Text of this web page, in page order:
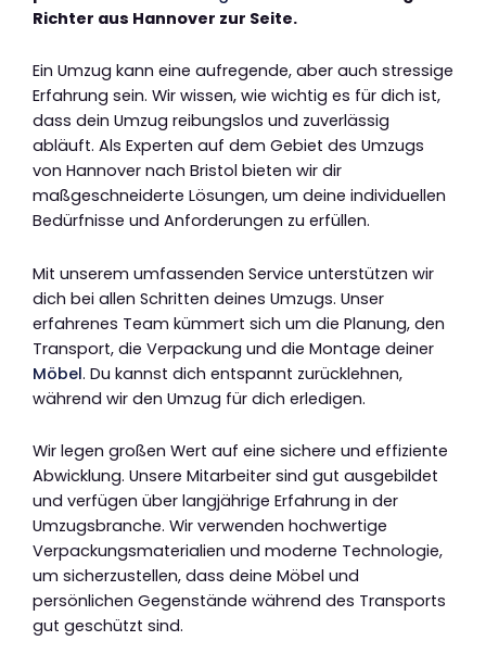
Richter aus Hannover zur Seite.
Ein Umzug kann eine aufregende, aber auch stressige
Erfahrung sein. Wir wissen, wie wichtig es für dich ist,
dass dein Umzug reibungslos und zuverlässig
abläuft. Als Experten auf dem Gebiet des Umzugs
von Hannover nach Bristol bieten wir dir
maßgeschneiderte Lösungen, um deine individuellen
Bedürfnisse und Anforderungen zu erfüllen.
Mit unserem umfassenden Service unterstützen wir
dich bei allen Schritten deines Umzugs. Unser
erfahrenes Team kümmert sich um die Planung, den
Transport, die Verpackung und die Montage deiner
Möbel. Du kannst dich entspannt zurücklehnen,
während wir den Umzug für dich erledigen.
Wir legen großen Wert auf eine sichere und effiziente
Abwicklung. Unsere Mitarbeiter sind gut ausgebildet
und verfügen über langjährige Erfahrung in der
Umzugsbranche. Wir verwenden hochwertige
Verpackungsmaterialien und moderne Technologie,
um sicherzustellen, dass deine Möbel und
persönlichen Gegenstände während des Transports
gut geschützt sind.